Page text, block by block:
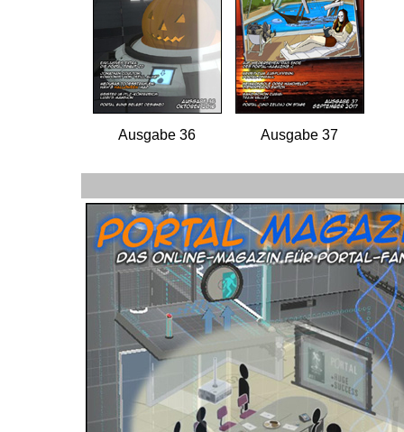
Ausgabe 36 Ausgabe 37